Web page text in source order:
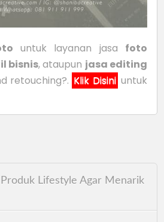
untuk layanan jasa foto
bisnis, ataupun jasa editing
retouching?. Klik Disini untuk
Produk Lifestyle Agar Menarik